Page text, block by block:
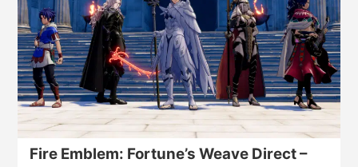
Fire Emblem: Fortune’s Weave Direct –